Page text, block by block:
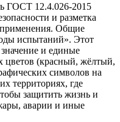
ГОСТ 12.4.026-2015
и разметка
применения. Общие
испытаний». Этот
и единые
цветов (красный, жёлтый,
символов на
территориях, где
защитить жизнь и
аварии и иные